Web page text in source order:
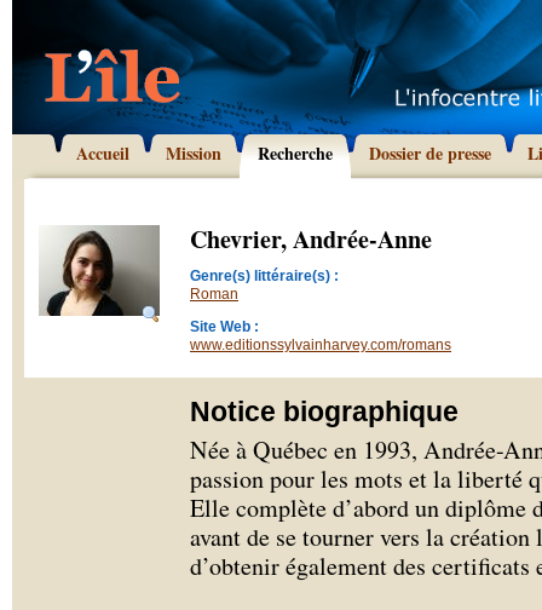
Accueil Mission Recherche Dossier de presse
Chevrier, Andrée-Anne
Genre(s) littéraire(s) :
Roman
Site Web :
www.editionssylvainharvey.com/romans
Notice biographique
Née à Québec en 1993, Andrée-
passion pour les mots et la liberté
Elle complète d’abord un diplôme
avant de se tourner vers la
d’obtenir également des